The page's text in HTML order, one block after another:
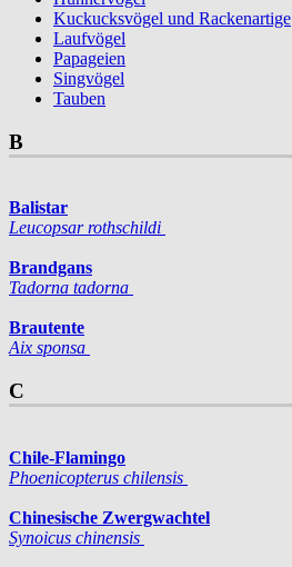
Kuckucksvögel und Rackenartige
Laufvögel
Papageien
Singvögel
Tauben
B
Balistar
Leucopsar rothschildi
Brandgans
Tadorna tadorna
Brautente
Aix sponsa
C
Chile-Flamingo
Phoenico­pterus chilensis
Chinesische Zwergwachtel
Synoicus chinensis